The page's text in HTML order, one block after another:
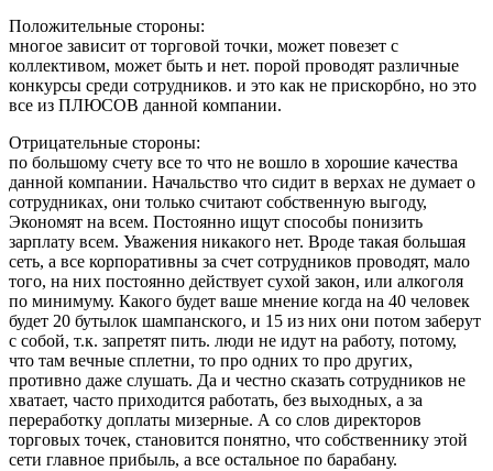
Положительные стороны:
многое зависит от торговой точки, может повезет с
коллективом, может быть и нет. порой проводят различные
конкурсы среди сотрудников. и это как не прискорбно, но это
все из ПЛЮСОВ данной компании.
Отрицательные стороны:
по большому счету все то что не вошло в хорошие качества
данной компании. Начальство что сидит в верхах не думает о
сотрудниках, они только считают собственную выгоду,
Экономят на всем. Постоянно ищут способы понизить
зарплату всем. Уважения никакого нет. Вроде такая большая
сеть, а все корпоративны за счет сотрудников проводят, мало
того, на них постоянно действует сухой закон, или алкоголя
по минимуму. Какого будет ваше мнение когда на 40 человек
будет 20 бутылок шампанского, и 15 из них они потом заберут
с собой, т.к. запретят пить. люди не идут на работу, потому,
что там вечные сплетни, то про одних то про других,
противно даже слушать. Да и честно сказать сотрудников не
хватает, часто приходится работать, без выходных, а за
переработку доплаты мизерные. А со слов директоров
торговых точек, становится понятно, что собственнику этой
сети главное прибыль, а все остальное по барабану.